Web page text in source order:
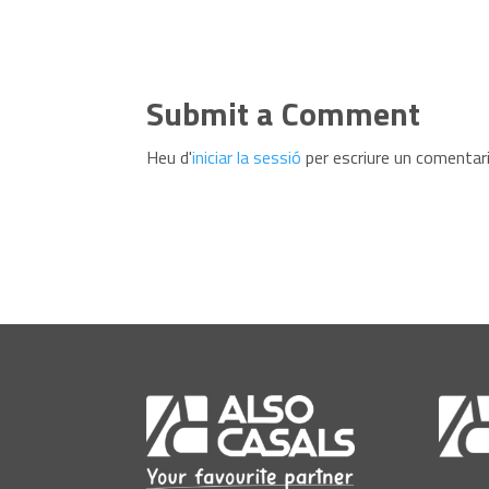
Submit a Comment
Heu d'iniciar la sessió per escriure un